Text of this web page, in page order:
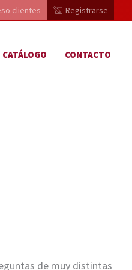
clientes Registrarse
CATÁLOGO CONTACTO
de muy distintas